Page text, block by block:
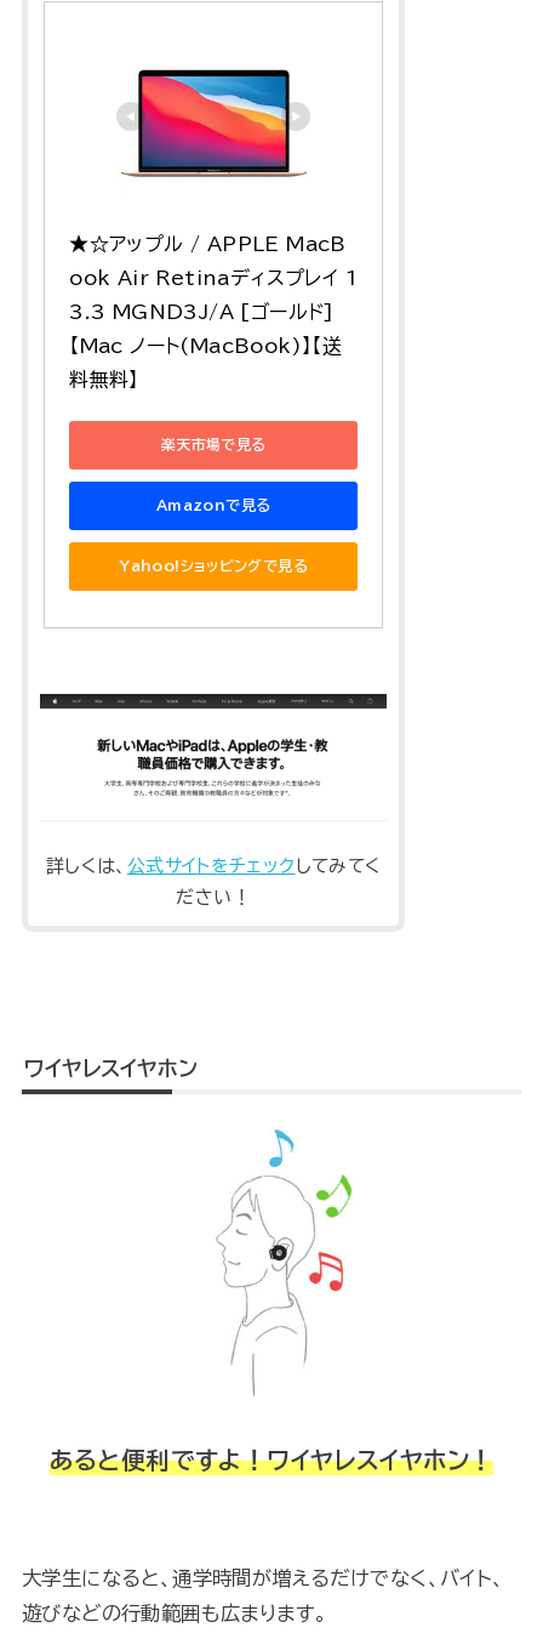
★☆アップル / APPLE MacB
ook Air Retinaディスプレイ 1
3.3 MGND3J/A [ゴールド]
【Mac ノート(MacBook)】【送
料無料】
楽天市場で見る
Amazonで見る
Yahoo!ショッピングで見る
詳しくは、 公式サイトをチェック
してみてく
ださい！
ワイヤレスイヤホン
あると便利ですよ！ワイヤレスイヤホン！
大学生になると、通学時間が増えるだけでなく、バイト、
遊びなどの行動範囲も広まります。